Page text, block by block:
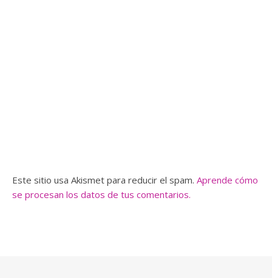
Este sitio usa Akismet para reducir el spam. Aprende cómo
se procesan los datos de tus comentarios.